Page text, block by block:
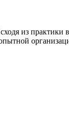
из практики